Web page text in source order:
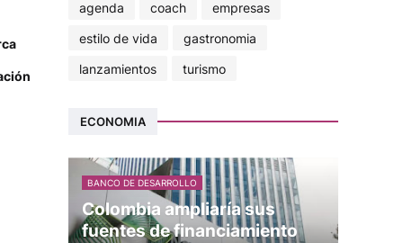
agenda coach
empresas
estilo de vida
gastronomia
lanzamientos
turismo
ECONOMIA
BANCO DE DESARROLLO
Colombia ampliaría sus
fuentes de financiamiento